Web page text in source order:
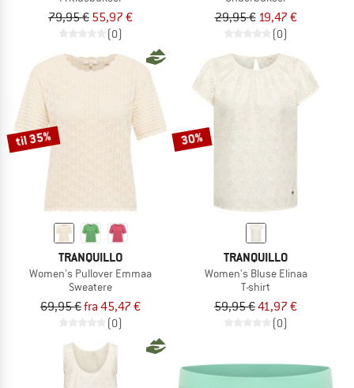
79,95 € 55,97 €
(0)
29,95 € 19,47 €
(0)
til 35%
TRANQUILLO
Women's Pullover Emmaa
Sweatere
69,95 €fra 45,47 €
(0)
30%
TRANQUILLO
Women's Bluse Elinaa
T-shirt
59,95 €41,97 €
(0)